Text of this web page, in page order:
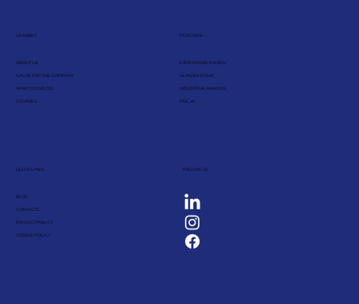
LEANBET
ABOUT US
VALUE FOR THE COMPANY
WHAT DO WE DO
COURSES
PERCORSI
ESPERIENZE KAIZEN
LEAN SIX SIGMA
INDUSTRIAL MAKERS
PDC-AI
QUICK LINKS
BLOG
CONTACTS
PRIVACY POLICY
COOKIE POLICY
FOLLOW US